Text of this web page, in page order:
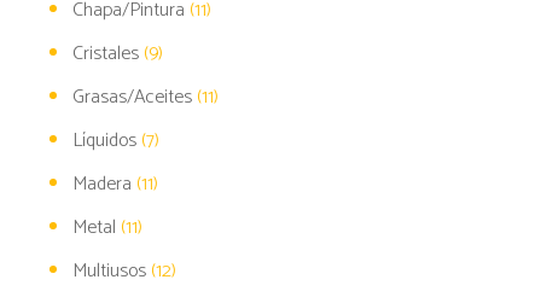
Chapa/Pintura (11)
Cristales(9)
Grasas/Aceites(11)
Líquidos(7)
Madera (11)
Metal (11)
Multiusos(12)